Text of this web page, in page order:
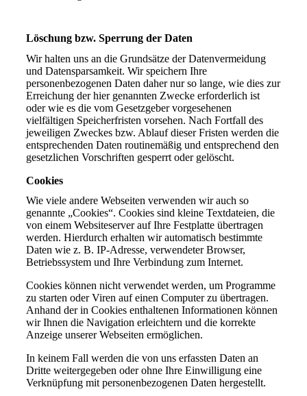
Löschung bzw. Sperrung der Daten
Wir halten uns an die Grundsätze der Datenvermeidung
und Datensparsamkeit. Wir speichern Ihre
personenbezogenen Daten daher nur so lange, wie dies zur
Erreichung der hier genannten Zwecke erforderlich ist
oder wie es die vom Gesetzgeber vorgesehenen
vielfältigen Speicherfristen vorsehen. Nach Fortfall des
jeweiligen Zweckes bzw. Ablauf dieser Fristen werden die
entsprechenden Daten routinemäßig und entsprechend den
gesetzlichen Vorschriften gesperrt oder gelöscht.
Cookies
Wie viele andere Webseiten verwenden wir auch so
genannte „Cookies“. Cookies sind kleine Textdateien, die
von einem Websiteserver auf Ihre Festplatte übertragen
werden. Hierdurch erhalten wir automatisch bestimmte
Daten wie z. B. IP-Adresse, verwendeter Browser,
Betriebssystem und Ihre Verbindung zum Internet.
Cookies können nicht verwendet werden, um Programme
zu starten oder Viren auf einen Computer zu übertragen.
Anhand der in Cookies enthaltenen Informationen können
wir Ihnen die Navigation erleichtern und die korrekte
Anzeige unserer Webseiten ermöglichen.
In keinem Fall werden die von uns erfassten Daten an
Dritte weitergegeben oder ohne Ihre Einwilligung eine
Verknüpfung mit personenbezogenen Daten hergestellt.